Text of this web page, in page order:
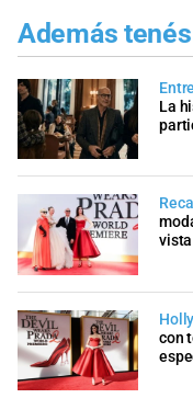
Además
La
con